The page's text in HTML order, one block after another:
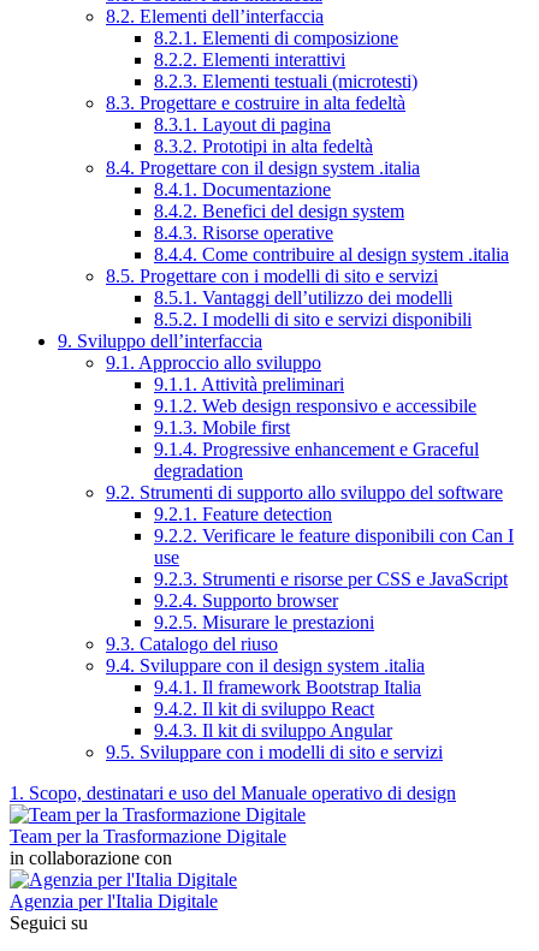
8.2. Elementi dell’interfaccia
8.2.1. Elementi di composizione
8.2.2. Elementi interattivi
8.2.3. Elementi testuali (microtesti)
8.3. Progettare e costruire in alta fedeltà
8.3.1. Layout di pagina
8.3.2. Prototipi in alta fedeltà
8.4. Progettare con il design system .italia
8.4.1. Documentazione
8.4.2. Benefici del design system
8.4.3. Risorse operative
8.4.4. Come contribuire al design system .italia
8.5. Progettare con i modelli di sito e servizi
8.5.1. Vantaggi dell’utilizzo dei modelli
8.5.2. I modelli di sito e servizi disponibili
9. Sviluppo dell’interfaccia
9.1. Approccio allo sviluppo
9.1.1. Attività preliminari
9.1.2. Web design responsivo e accessibile
9.1.3. Mobile first
9.1.4. Progressive enhancement e Graceful
degradation
9.2. Strumenti di supporto allo sviluppo del software
9.2.1. Feature detection
9.2.2. Verificare le feature disponibili con Can I
use
9.2.3. Strumenti e risorse per CSS e JavaScript
9.2.4. Supporto browser
9.2.5. Misurare le prestazioni
9.3. Catalogo del riuso
9.4. Sviluppare con il design system .italia
9.4.1. Il framework Bootstrap Italia
9.4.2. Il kit di sviluppo React
9.4.3. Il kit di sviluppo Angular
9.5. Sviluppare con i modelli di sito e servizi
1. Scopo, destinatari e uso del Manuale operativo di design
Team per la Trasformazione Digitale
in collaborazione con
Agenzia per l'Italia Digitale
Seguici su